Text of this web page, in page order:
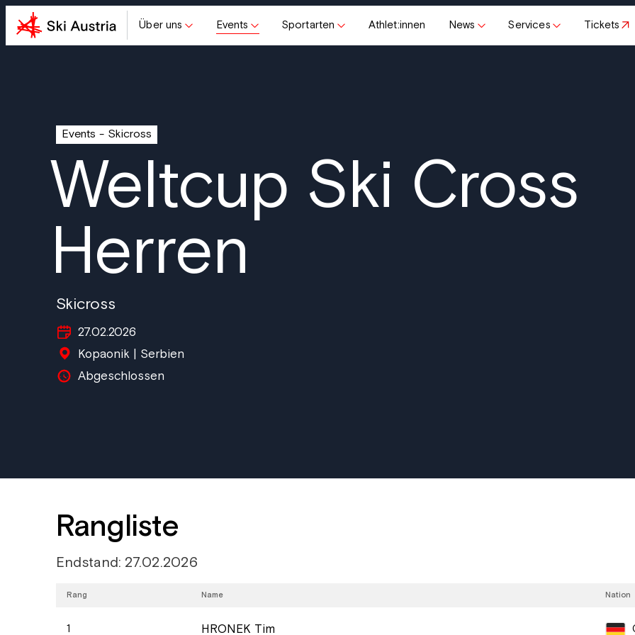
Über uns Events Sportarten Athlet:innen News Services Tickets
Events Skicross
Weltcup Ski Cross
Herren
Skicross
27.02.2026
Kopaonik | Serbien
Abgeschlossen
Rangliste
Endstand: 27.02.2026
Rang Name Nation
1 HRONEK Tim